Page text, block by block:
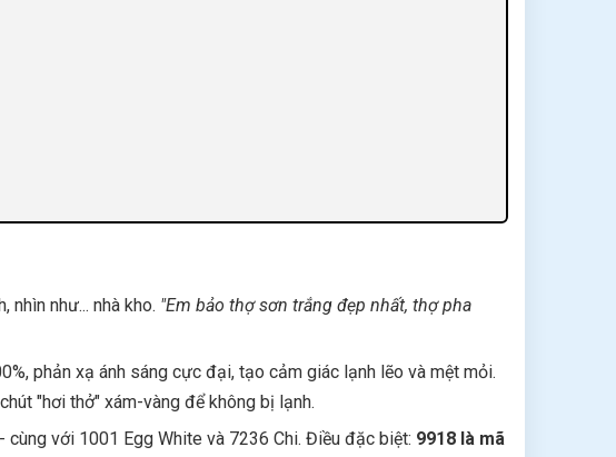
như... nhà kho. "Em bảo thợ sơn trắng đẹp nhất, thợ pha
phản xạ ánh sáng cực đại, tạo cảm giác lạnh lẽo và mệt mỏi.
"hơi thở" xám-vàng để không bị lạnh.
với 1001 Egg White và 7236 Chi. Điều đặc biệt: 9918 là mã